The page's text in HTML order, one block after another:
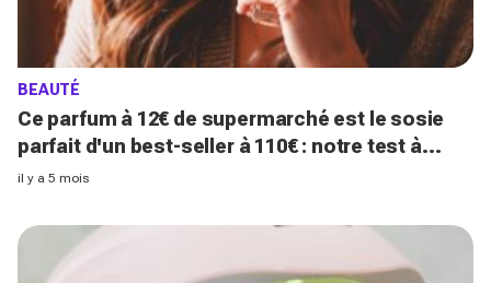
BEAUTÉ
Ce parfum à 12€ de supermarché est le sosie
parfait d'un best-seller à 110€ : notre test à
l'aveugle est bluffant
il y a 5 mois